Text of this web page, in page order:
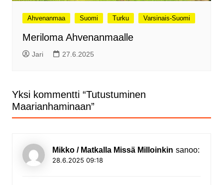
Ahvenanmaa Suomi Turku Varsinais-Suomi
Meriloma Ahvenanmaalle
Jari 27.6.2025
Yksi kommentti “Tutustuminen
Maarianhaminaan”
Mikko / Matkalla Missä Milloinkin sanoo:
28.6.2025 09:18